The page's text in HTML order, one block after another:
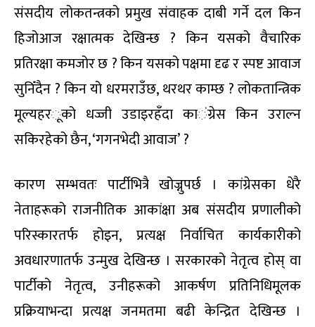
संसदीय लोकतन्त्रको प्रमुख संवाहक दाबी गर्ने दल किन
हिजोआज रक्षात्मक देखिन्छ ? किन यसको वैचारिक
प्रतिरक्षा कमजोर छ?किन यसको पक्षमा दृढ र स्पष्ट आवाज
सुनिँदैन?किन यो धरमराउँछ,थरथर काम्छ?लोकतान्त्रिक
मूल्यहरूको धज्जी उडाइरहँदा कांग्रेस किन उराल्न
सकिरहेको छैन, ‘गगनभेदी आवाज’?
कारण सम्भवतः पार्टीभित्रै खोज्नुपर्छ । कांग्रेसका धेरै
नेताहरूको राजनीतिक आकांक्षा अब संसदीय प्रणालीको
परिस्कारतर्फ होइन, प्रत्यक्ष निर्वाचित कार्यकारीको
अवधारणातर्फ उन्मुख देखिन्छ । सरकारको नेतृत्व होस् वा
पार्टीको नेतृत्व, उनीहरूको आकर्षण प्रतिनिधिमूलक
प्रक्रियाभन्दा प्रत्यक्ष जनमतमा बढी केन्द्रित देखिन्छ ।